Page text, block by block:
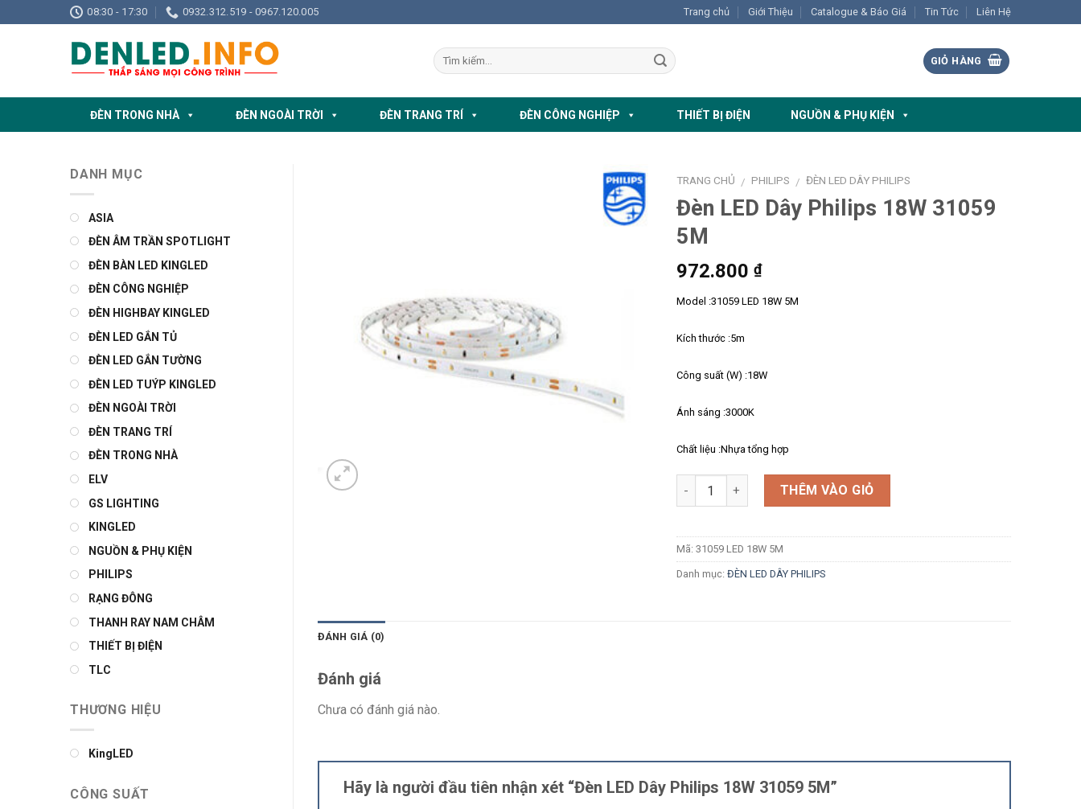
to
08:30 - 17:30 0932.312.519 - 0967.120.005 Trang chủ Giới Thiệu Catalogue & Báo Giá Tin Tức Liên Hệ
GIỎ HÀNG
ĐÈN TRONG NHÀ ĐÈN NGOÀI TRỜI ĐÈN TRANG TRÍ ĐÈN CÔNG NGHIỆP THIẾT BỊ ĐIỆN NGUỒN & PHỤ KIỆN
TRANG CHỦ / PHILIPS / ĐÈN LED DÂY PHILIPS
Đèn LED Dây Philips 18W 31059
5M
972.800 ₫
Model :31059 LED 18W 5M
Kích thước :5m
Công suất (W) :18W
Ánh sáng :3000K
Chất liệu :Nhựa tổng hợp
Số lượng THÊM VÀO GIỎ
Mã: 31059 LED 18W 5M
Danh mục: ĐÈN LED DÂY PHILIPS
ĐÁNH GIÁ (0)
Đánh giá
Chưa có đánh giá nào.
Hãy là người đầu tiên nhận xét “Đèn LED Dây Philips 18W 31059 5M”
DANH MỤC
ASIA
ĐÈN ÂM TRẦN SPOTLIGHT
ĐÈN BÀN LED KINGLED
ĐÈN CÔNG NGHIỆP
ĐÈN HIGHBAY KINGLED
ĐÈN LED GẮN TỦ
ĐÈN LED GẮN TƯỜNG
ĐÈN LED TUÝP KINGLED
ĐÈN NGOÀI TRỜI
ĐÈN TRANG TRÍ
ĐÈN TRONG NHÀ
ELV
GS LIGHTING
KINGLED
NGUỒN & PHỤ KIỆN
PHILIPS
RẠNG ĐÔNG
THANH RAY NAM CHÂM
THIẾT BỊ ĐIỆN
TLC
THƯƠNG HIỆU
KingLED
CÔNG SUẤT